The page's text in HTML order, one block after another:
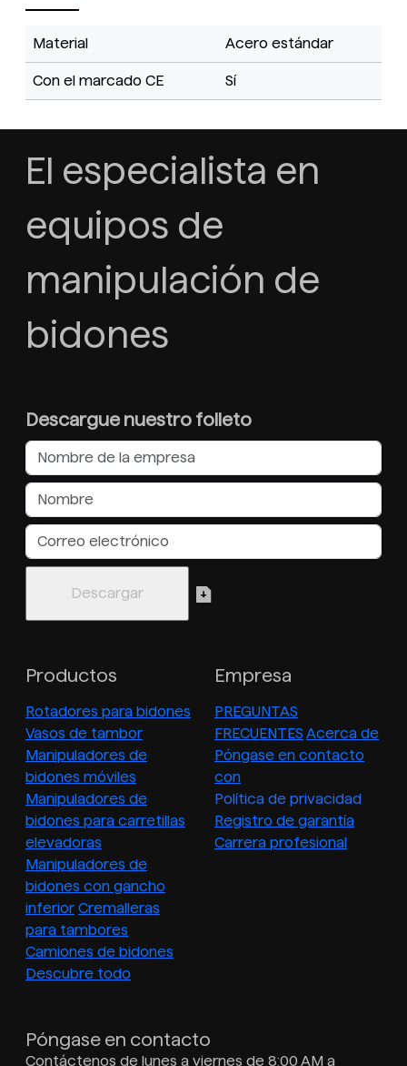
Material Acero estándar
Con el marcado CE Sí
El especialista en
equipos de
manipulación de
bidones
Descargue nuestro folleto
Productos
Rotadores para bidones
Vasos de tambor
Manipuladores de
bidones móviles
Manipuladores de
bidones para carretillas
elevadoras
Manipuladores de
bidones con gancho
inferior Cremalleras
para tambores
Camiones de bidones
Descubre todo
Empresa
PREGUNTAS
FRECUENTES Acerca de
Póngase en contacto
con
Política de privacidad
Registro de garantía
Carrera profesional
Póngase en contacto
Contáctenos de lunes a viernes de 8:00 AM a